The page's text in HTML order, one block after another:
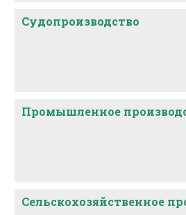
Судопроизводство
Промышленное
Сельскохозяйственное